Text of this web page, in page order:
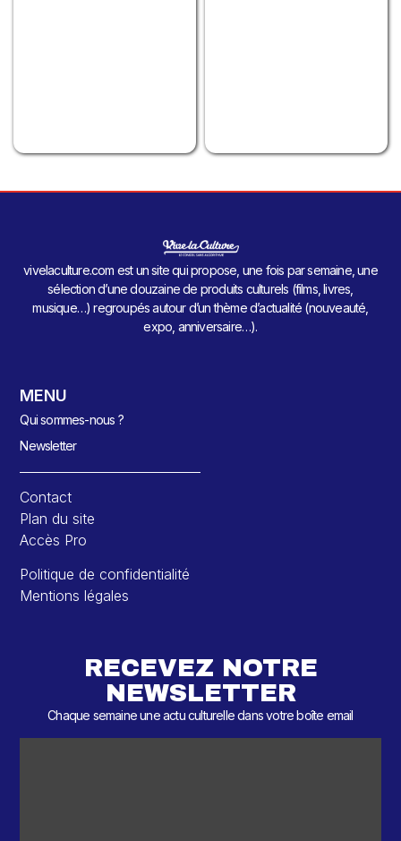
vivelaculture.com est un site qui propose, une fois par semaine, une
sélection d’une douzaine de produits culturels (films, livres,
musique…) regroupés autour d’un thème d’actualité (nouveauté,
expo, anniversaire…).
MENU
Qui sommes-nous ?
Newsletter
Contact
Plan du site
Accès Pro
Politique de confidentialité
Mentions légales
RECEVEZ NOTRE
NEWSLETTER
Chaque semaine une actu culturelle dans votre boîte email